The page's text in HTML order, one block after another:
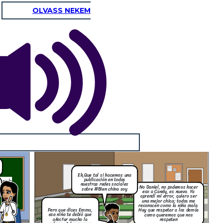
OLVASS NEKEM
en la
tema
No Daniel, no podemos hacer
eso a Candy, es nueva. Ya
aprendí mi error, quiero ser
una mejor chica; todos me
reconocen como la niña mala.
Hay que respetar a los demás
como queremos que nos
respeten
Eh,Que tal si hacemos una
publicación en todas
nuestras redes sociales
sobre #Bien china soy
Pero que dices Emma,
esa niña te debió que
afectar mucho la